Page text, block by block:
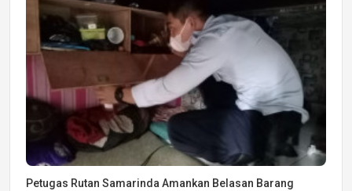
Petugas Rutan Samarinda Amankan Belasan Barang